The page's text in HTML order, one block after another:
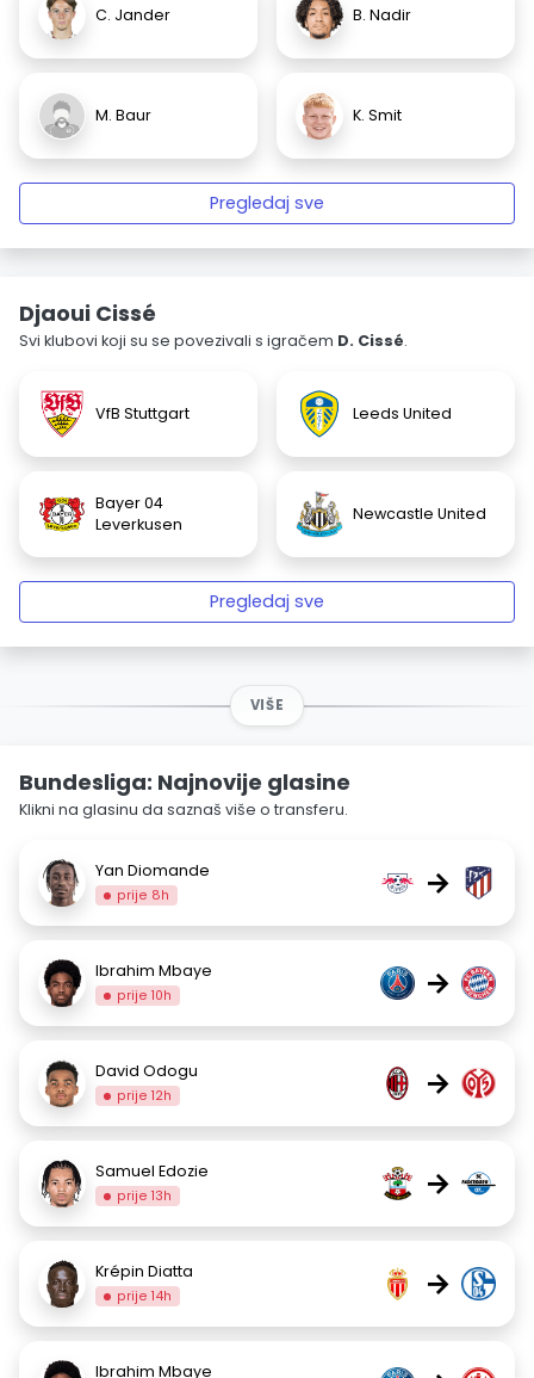
C. Jander B. Nadir
M. Baur K. Smit
Pregledaj sve
Djaoui Cissé
Svi klubovi koji su se povezivali s igračem D. Cissé.
VfB Stuttgart Leeds United
Bayer 04
Leverkusen
Newcastle United
Pregledaj sve
VIŠE
Bundesliga: Najnovije glasine
Klikni na glasinu da saznaš više o transferu.
Yan Diomande
prije 8h →
Ibrahim Mbaye
prije 10h →
David Odogu
prije 12h →
Samuel Edozie
prije 13h →
Krépin Diatta
prije 14h →
Ibrahim Mbaye